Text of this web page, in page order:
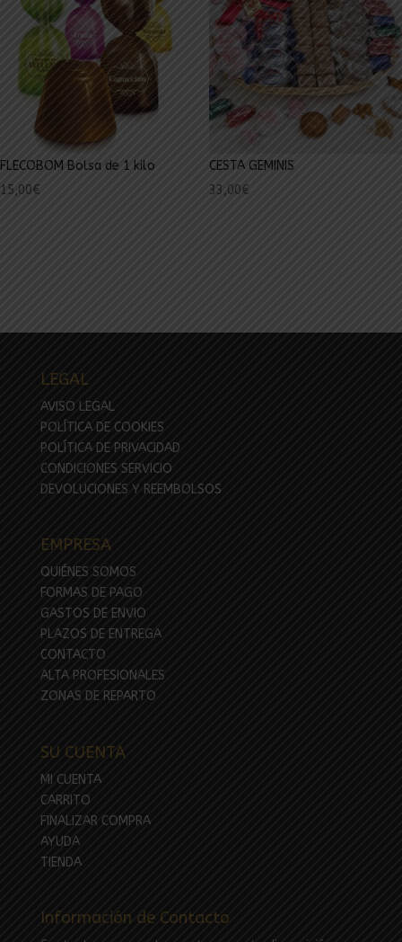
FLECOBOM Bolsa de 1 kilo
15,00€
CESTA GEMINIS
33,00€
LEGAL
AVISO LEGAL
POLÍTICA DE COOKIES
POLÍTICA DE PRIVACIDAD
CONDICIONES SERVICIO
DEVOLUCIONES Y REEMBOLSOS
EMPRESA
QUIÉNES SOMOS
FORMAS DE PAGO
GASTOS DE ENVIO
PLAZOS DE ENTREGA
CONTACTO
ALTA PROFESIONALES
ZONAS DE REPARTO
SU CUENTA
MI CUENTA
CARRITO
FINALIZAR COMPRA
AYUDA
TIENDA
Información de Contacto